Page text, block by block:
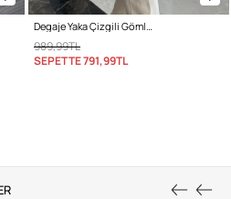
989,99TL
SEPETTE791,99TL